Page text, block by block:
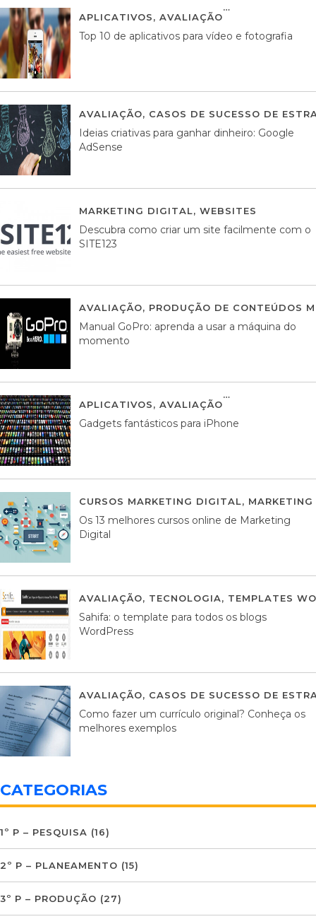
APLICATIVOS, AVALIAÇÃO
Top 10 de aplicativos para vídeo e fotografia
AVALIAÇÃO, CASOS DE SUCESSO DE
Ideias criativas para ganhar dinheiro: Google
AdSense
MARKETING DIGITAL, WEBSITES
Descubra como criar um site facilmente com o
SITE123
AVALIAÇÃO, PRODUÇÃO DE CONTEÚDOS
Manual GoPro: aprenda a usar a máquina do
momento
APLICATIVOS, AVALIAÇÃO
Gadgets fantásticos para iPhone
CURSOS MARKETING DIGITAL,
Os 13 melhores cursos online de Marketing
Digital
AVALIAÇÃO, TECNOLOGIA, TEMPLATES
Sahifa: o template para todos os blogs
WordPress
AVALIAÇÃO, CASOS DE SUCESSO DE
Como fazer um currículo original? Conheça os
melhores exemplos
CATEGORIAS
1º P – PESQUISA (16)
2º P – PLANEAMENTO (15)
3º P – PRODUÇÃO (27)